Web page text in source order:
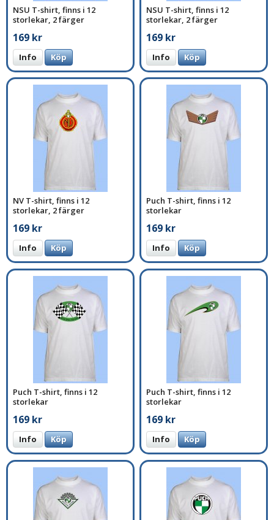
NSU T-shirt, finns i 12
storlekar, 2 färger
169 kr
Info Köp
NSU T-shirt, finns i 12
storlekar, 2 färger
169 kr
Info Köp
NV T-shirt, finns i 12
storlekar, 2 färger
169 kr
Info Köp
Puch T-shirt, finns i 12
storlekar
169 kr
Info Köp
Puch T-shirt, finns i 12
storlekar
169 kr
Info Köp
Puch T-shirt, finns i 12
storlekar
169 kr
Info Köp